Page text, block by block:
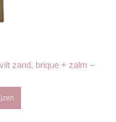
zand, brique + zalm –